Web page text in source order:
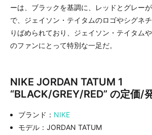
ーは、ブラックを基調に、レッドとグレー
で、ジェイソン・テイタムのロゴやシグネ
りばめられており、ジェイソン・テイタム
のファンにとって特別な一足だ。
NIKE JORDAN TATUM 1
“BLACK/GREY/RED” の定価/
ブランド： NIKE
モデル：JORDAN TATUM